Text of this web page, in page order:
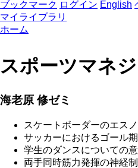
ブックマーク ログイン English
マイライブラリ
ホーム
スポーツマネ
海老原 修ゼミ
スケートボーダーのエス
サッカーにおけるゴール
学生のダンスについての
両手同時筋力発揮の神経